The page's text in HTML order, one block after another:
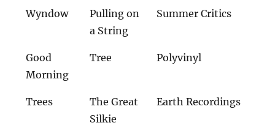
Wyndow
Pulling on
a String
Summer Critics
Good
Morning
Tree Polyvinyl
Trees
The Great
Silkie
Earth Recordings